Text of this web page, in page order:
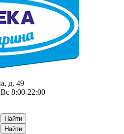
д. 49
8:00-22:00
Найти
Найти